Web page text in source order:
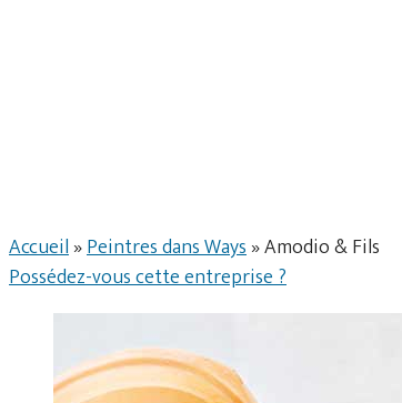
Accueil»Peintres dans Ways»Amodio & Fils
Possédez-vous cette entreprise ?